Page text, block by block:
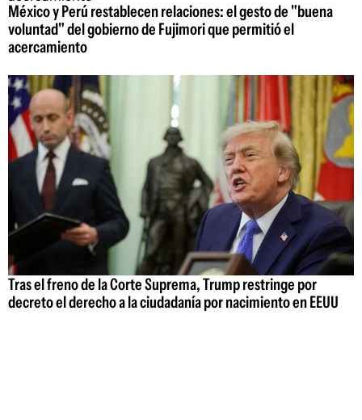
México y Perú restablecen relaciones: el gesto de "buena
voluntad" del gobierno de Fujimori que permitió el
acercamiento
Tras el freno de la Corte Suprema, Trump restringe por
decreto el derecho a la ciudadanía por nacimiento en EEUU